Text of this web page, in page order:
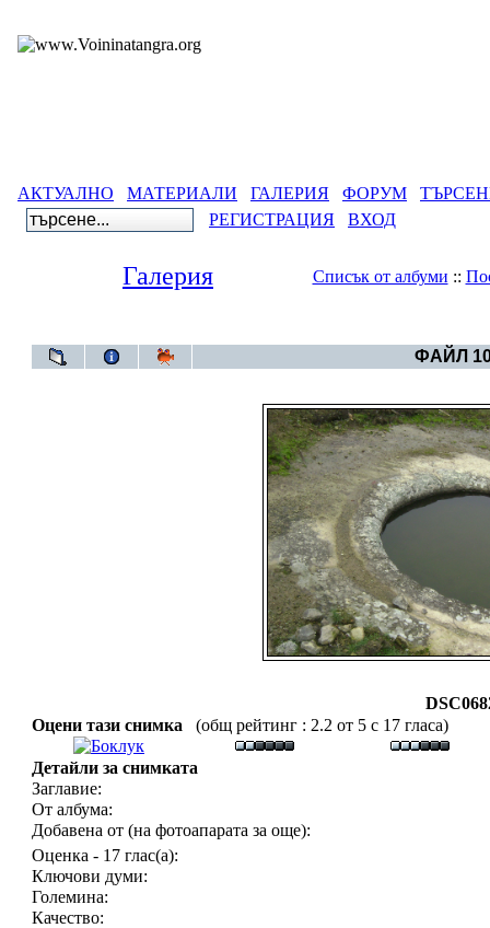
АКТУАЛНО МАТЕРИАЛИ ГАЛЕРИЯ ФОРУМ
РЕГИСТРАЦИЯ
ВХОД
Галерия Списък от албуми ::
ФАЙЛ 10
Оцени тази снимка
(общ рейтинг : 2.2 от 5 с 17 гласа)
Детайли за снимката
Заглавие:
От албума:
Добавена от (на фотоапарата за още):
Оценка - 17 глас(а):
Ключови думи:
Големина:
Качество: